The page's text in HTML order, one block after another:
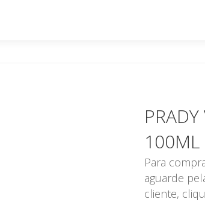
100ML
Para
aguarde
cliente,